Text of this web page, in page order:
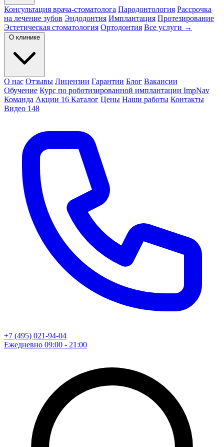
Консультация врача-стоматолога Пародонтология Рассрочка
на лечение зубов Эндодонтия Имплантация Протезирование
Эстетическая стоматология Ортодонтия Все услуги →
О клинике
О нас Отзывы Лицензии Гарантии Блог Вакансии
Обучение Курс по роботизированной имплантации ImpNav
Команда Акции 16 Каталог Цены Наши работы Контакты
Видео 148
+7 (495) 021-94-04
Ежедневно 09:00 - 21:00